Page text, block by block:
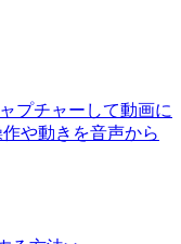
プチャーして動画に
や動きを音声から